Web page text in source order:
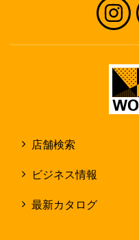
店舗検索
ビジネス情報
最新カタログ